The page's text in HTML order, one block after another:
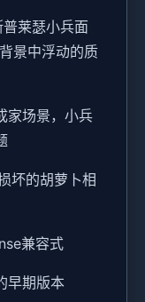
莱瑟小兵面
景中浮动的质
家场景，小兵
坏的胡萝卜相
兼容式
早期版本